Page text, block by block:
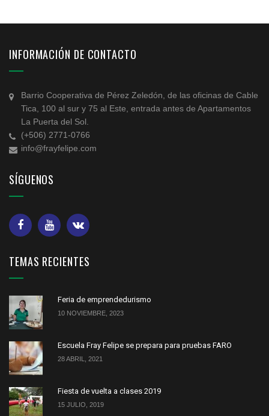
INFORMACIÓN DE CONTACTO
Barrio Cooperativa de Pérez Zeledón, de las oficinas de Cable
Tica, 100 al sur y 75 al Este, entrada antes de Apartamentos
La Puerta del Sol.
(+506) 2771-0766
info@frayfelipe.com
SÍGUENOS
TEMAS RECIENTES
Feria de emprendedurismo
10 NOVIEMBRE, 2023
Escuela Fray Felipe se prepara para pruebas FARO
28 ABRIL, 2021
Fiesta de vuelta a clases 2019
15 JULIO, 2019